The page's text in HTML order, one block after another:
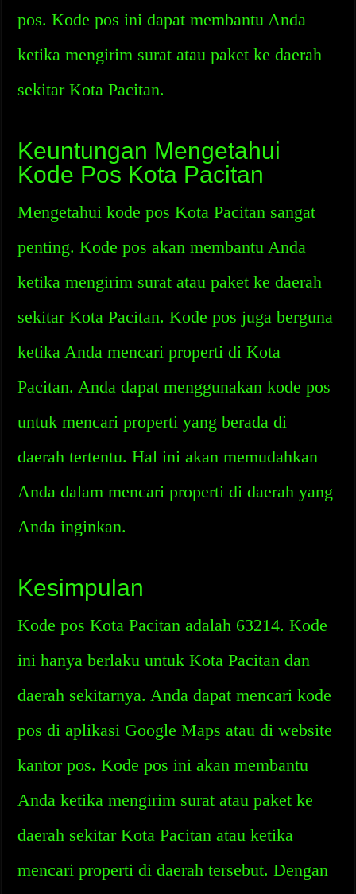
pos. Kode pos ini dapat membantu Anda
ketika mengirim surat atau paket ke daerah
sekitar Kota Pacitan.
Keuntungan Mengetahui
Kode Pos Kota Pacitan
Mengetahui kode pos Kota Pacitan sangat
penting. Kode pos akan membantu Anda
ketika mengirim surat atau paket ke daerah
sekitar Kota Pacitan. Kode pos juga berguna
ketika Anda mencari properti di Kota
Pacitan. Anda dapat menggunakan kode pos
untuk mencari properti yang berada di
daerah tertentu. Hal ini akan memudahkan
Anda dalam mencari properti di daerah yang
Anda inginkan.
Kesimpulan
Kode pos Kota Pacitan adalah 63214. Kode
ini hanya berlaku untuk Kota Pacitan dan
daerah sekitarnya. Anda dapat mencari kode
pos di aplikasi Google Maps atau di website
kantor pos. Kode pos ini akan membantu
Anda ketika mengirim surat atau paket ke
daerah sekitar Kota Pacitan atau ketika
mencari properti di daerah tersebut. Dengan